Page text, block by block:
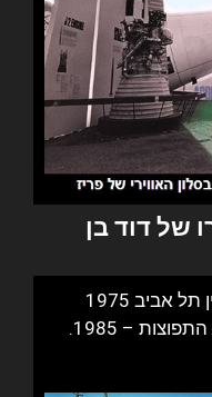
של דוד בן
3 קומות בביתן הלנה רובינשטיין תל אביב 1975
– 1985.